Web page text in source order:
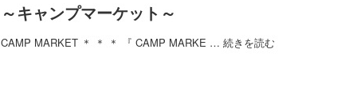
～キャンプマーケット～
CAMP MARKET ＊ ＊ ＊ 『 CAMP MARKE … 続きを読む